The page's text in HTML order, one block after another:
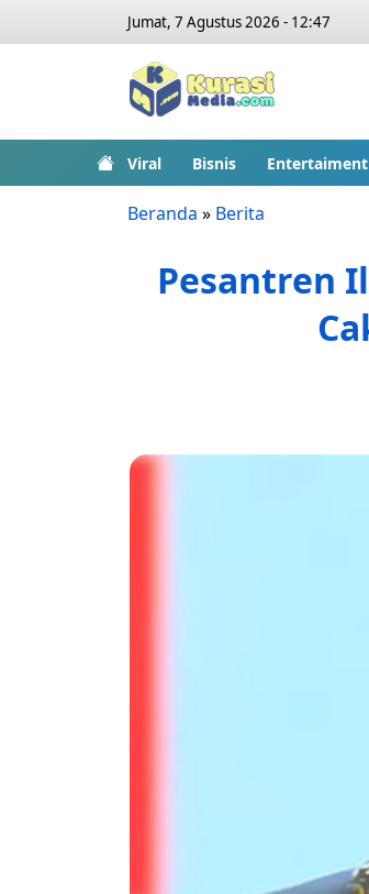
Jumat, 7 Agustus 2026 - 12:47
Viral Bisnis Entertaiment
Beranda » Berita
Pesantren